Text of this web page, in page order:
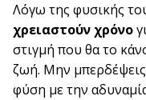
Λόγω της φυσικής
χρειαστούν χρόνο
στιγμή που θα το
ζωή. Μην
φύση με την